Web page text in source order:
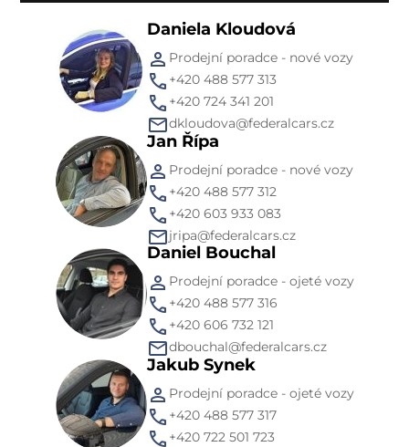
Daniela Kloudová
Prodejní poradce - nové vozy
+420 488 577 313
+420 724 341 201
dkloudova@federalcars.cz
Jan Řípa
Prodejní poradce - nové vozy
+420 488 577 312
+420 603 933 083
jripa@federalcars.cz
Daniel Bouchal
Prodejní poradce - ojeté vozy
+420 488 577 316
+420 606 732 121
dbouchal@federalcars.cz
Jakub Synek
Prodejní poradce - ojeté vozy
+420 488 577 317
+420 722 501 723